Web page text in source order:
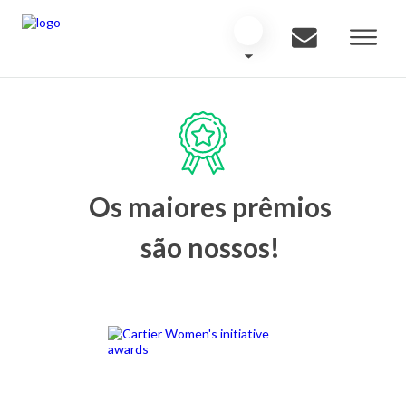
Os maiores prêmios
são nossos!